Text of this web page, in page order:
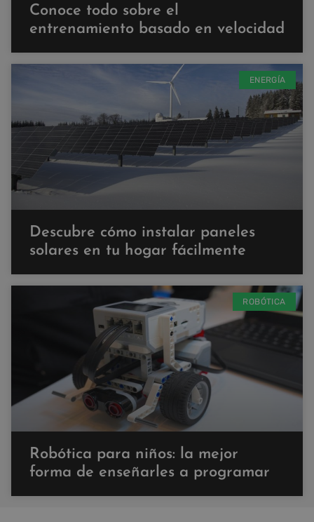
Conoce todo sobre el
entrenamiento basado en velocidad
ENERGÍA
Descubre cómo instalar paneles
solares en tu hogar fácilmente
ROBÓTICA
Robótica para niños: la mejor
forma de enseñarles a programar